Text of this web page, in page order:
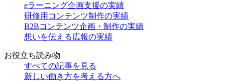
eラーニング企画支援の実績
研修用コンテンツ制作の実績
B2Bコンテンツ企画・制作の実績
想いを伝える広報の実績
お役立ち読み物
すべての記事を見る
新しい働き方を考える方へ